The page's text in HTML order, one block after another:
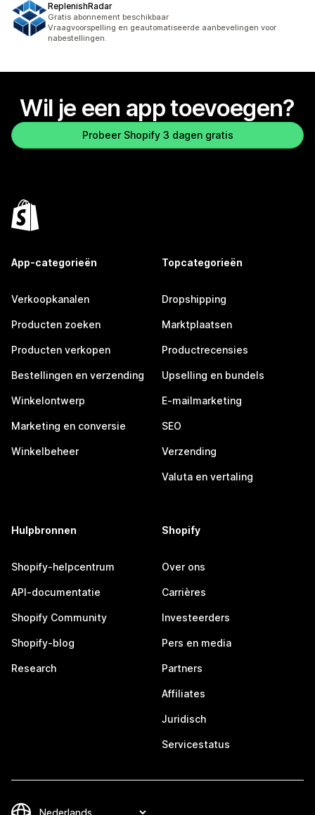
ReplenishRadar
Gratis abonnement beschikbaar
Vraagvoorspelling en geautomatiseerde aanbevelingen voor
nabestellingen.
Wil je een app toevoegen?
Probeer Shopify 3 dagen gratis
App-categorieën
Verkoopkanalen
Producten zoeken
Producten verkopen
Bestellingen en verzending
Winkelontwerp
Marketing en conversie
Winkelbeheer
Topcategorieën
Dropshipping
Marktplaatsen
Productrecensies
Upselling en bundels
E-mailmarketing
SEO
Verzending
Valuta en vertaling
Hulpbronnen
Shopify-helpcentrum
API-documentatie
Shopify Community
Shopify-blog
Research
Shopify
Over ons
Carrières
Investeerders
Pers en media
Partners
Affiliates
Juridisch
Servicestatus